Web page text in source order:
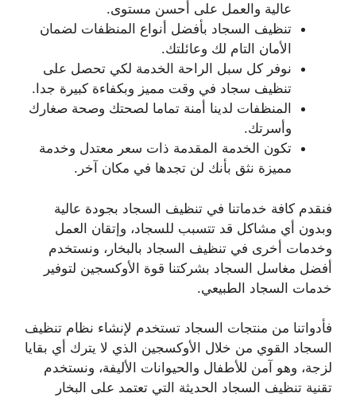
عالية والعمل على أحسن مستوى.
تنظيف السجاد بأفضل أنواع المنظفات لضمان
الأمان التام لك وعائلتك.
نوفر كل سبل الراحة الخدمة لكي تحصل على
تنظيف سجاد في وقت مميز وبكفاءة كبيرة جدا.
المنظفات لدينا أمنة تماما لصحتك وصحة صغارك
وأسرتك.
تكون الخدمة المقدمة ذات سعر معتدل وخدمة
مميزة نثق بأنك لن تجدها في مكان آخر.
فنقدم كافة خدماتنا في تنظيف السجاد بجودة عالية
وبدون أي مشاكل قد تتسبب للسجاد، وإتقان العمل
وخدمات أخرى في تنظيف السجاد بالبخار، ونستخدم
أفضل مغاسل السجاد بشركتنا قوة الأوكسجين لتوفير
خدمات السجاد الطبيعي.
فأدواتنا من منتجات السجاد تستخدم لإنشاء نظام تنظيف
السجاد القوي من خلال الأوكسجين الذي لا يترك أي بقايا
لزجة، وهو آمن للأطفال والحيوانات الأليفة، ونستخدم
تقنية تنظيف السجاد الحديثة التي تعتمد على البخار